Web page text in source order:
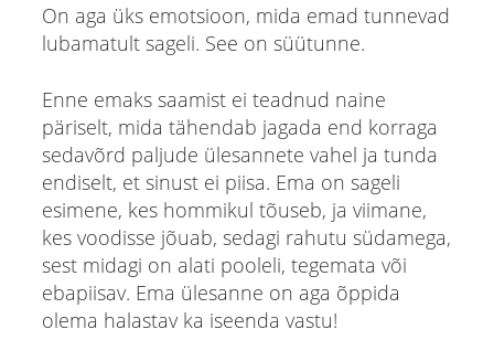
On aga üks emotsioon, mida emad tunnevad
lubamatult sageli. See on süütunne.
Enne emaks saamist ei teadnud naine
päriselt, mida tähendab jagada end korraga
sedavõrd paljude ülesannete vahel ja tunda
endiselt, et sinust ei piisa. Ema on sageli
esimene, kes hommikul tõuseb, ja viimane,
kes voodisse jõuab, sedagi rahutu südamega,
sest midagi on alati pooleli, tegemata või
ebapiisav. Ema ülesanne on aga õppida
olema halastav ka iseenda vastu!